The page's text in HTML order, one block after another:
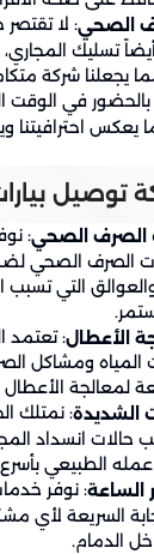
الصحي: لا
تسليك المجاري،
يجعلنا شركة
بالحضور في الوقت
يعكس احترافيتنا
توصيل
الصرف الصحي:
الصرف الصحي
التي
الأعطال: تعتمد
المياه ومشاكل
لمعالجة
الشديدة: نمتلك
انسداد
عمله الطبيعي
الساعة: نوفر
السريعة لأي
الدمام.